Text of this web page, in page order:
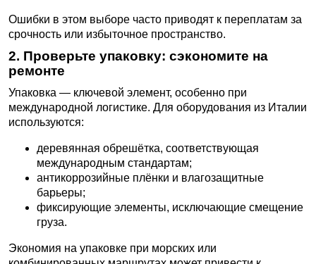
Ошибки в этом выборе часто приводят к переплатам за
срочность или избыточное пространство.
2. Проверьте упаковку: сэкономите на
ремонте
Упаковка — ключевой элемент, особенно при
международной логистике. Для оборудования из Италии
используются:
деревянная обрешётка, соответствующая
международным стандартам;
антикоррозийные плёнки и влагозащитные
барьеры;
фиксирующие элементы, исключающие смещение
груза.
Экономия на упаковке при морских или